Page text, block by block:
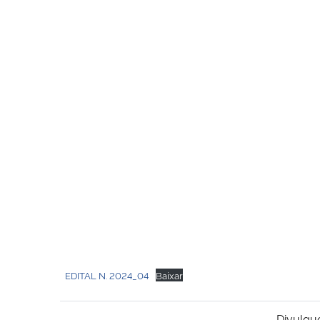
EDITAL N. 2024_04 Baixar